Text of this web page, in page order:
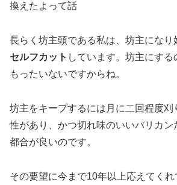
長らく坊主頭である私は、坊主になり
セルフカット しています。坊主にす
もったいないですからね。
坊主をキープするには月に二回程度刈
性があり、かつ切れ味のいいバリカン
都合が良いのです。
その要望に今まで10年以上応えてく